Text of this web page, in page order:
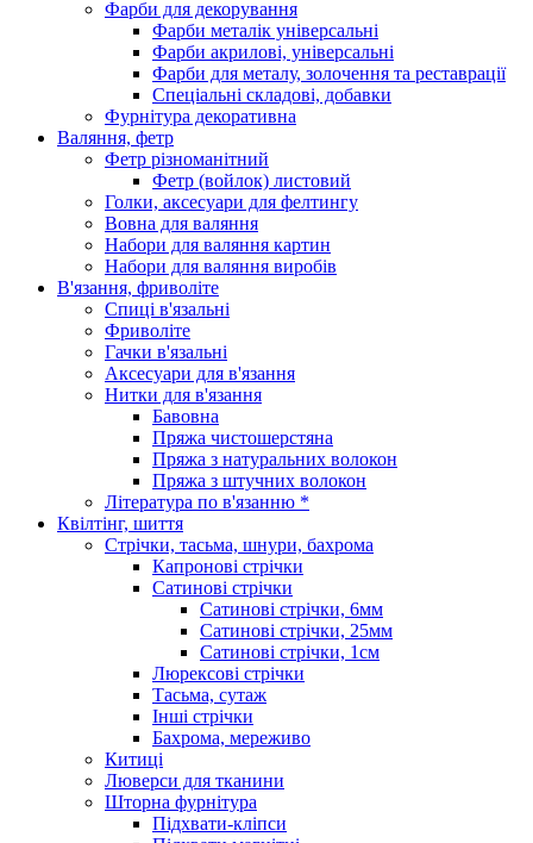
Фарби для декорування
Фарби металік універсальні
Фарби акрилові, універсальні
Фарби для металу, золочення та реставрації
Спеціальні складові, добавки
Фурнітура декоративна
Валяння, фетр
Фетр різноманітний
Фетр (войлок) листовий
Голки, аксесуари для фелтингу
Вовна для валяння
Набори для валяння картин
Набори для валяння виробів
В'язання, фриволіте
Спиці в'язальні
Фриволіте
Гачки в'язальні
Аксесуари для в'язання
Нитки для в'язання
Бавовна
Пряжа чистошерстяна
Пряжа з натуральних волокон
Пряжа з штучних волокон
Література по в'язанню *
Квілтінг, шиття
Стрічки, тасьма, шнури, бахрома
Капронові стрічки
Сатинові стрічки
Сатинові стрічки, 6мм
Сатинові стрічки, 25мм
Сатинові стрічки, 1см
Люрексові стрічки
Тасьма, сутаж
Інші стрічки
Бахрома, мереживо
Китиці
Люверси для тканини
Шторна фурнітура
Підхвати-кліпси